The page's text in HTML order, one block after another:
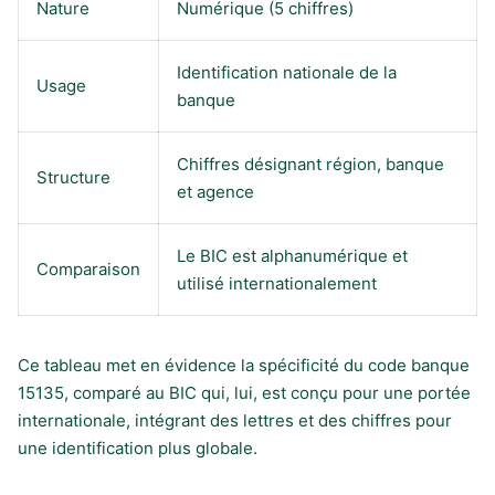
Nature Numérique (5 chiffres)
Usage
Identification nationale de la
banque
Structure
Chiffres désignant région, banque
et agence
Comparaison
Le BIC est alphanumérique et
utilisé internationalement
Ce tableau met en évidence la spécificité du code banque
15135, comparé au BIC qui, lui, est conçu pour une portée
internationale, intégrant des lettres et des chiffres pour
une identification plus globale.